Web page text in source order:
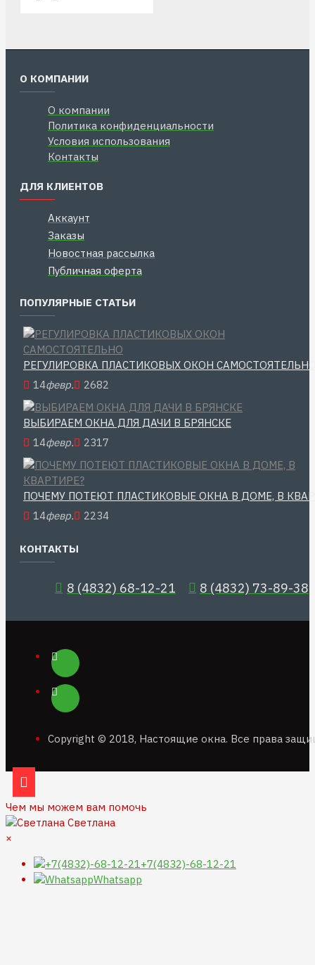
О КОМПАНИИ
О компании
Политика конфиденциальности
Условия использования
Контакты
ДЛЯ КЛИЕНТОВ
Аккаунт
Заказы
Новостная рассылка
Публичная оферта
ПОПУЛЯРНЫЕ СТАТЬИ
РЕГУЛИРОВКА ПЛАСТИКОВЫХ ОКОН
14февр. 2682
ВЫБИРАЕМ ОКНА ДЛЯ ДАЧИ В БРЯНСКЕ
14февр. 2317
ПОЧЕМУ ПОТЕЮТ ПЛАСТИКОВЫЕ ОКНА В ДОМЕ, В
14февр. 2234
КОНТАКТЫ
8 (4832) 68-12-21 8 (4832) 73-89-38
Copyright © 2018, Настоящие окна. Все права
Чем мы можем вам помочь
Светлана
×
+7(4832)-68-12-21
Whatsapp